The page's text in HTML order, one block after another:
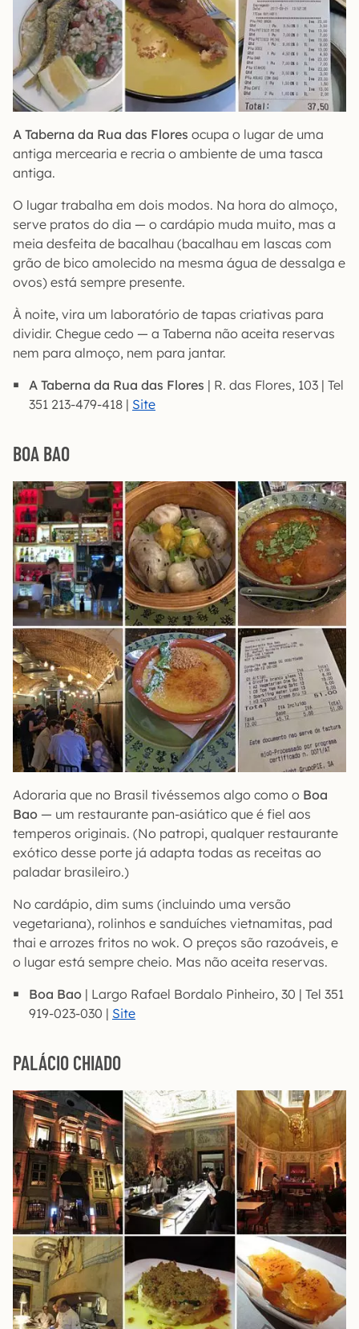
A Taberna da Rua das Flores ocupa o lugar de uma
antiga mercearia e recria o ambiente de uma tasca
antiga.
O lugar trabalha em dois modos. Na hora do almoço,
serve pratos do dia — o cardápio muda muito, mas a
meia desfeita de bacalhau (bacalhau em lascas com
grão de bico amolecido na mesma água de dessalga e
ovos) está sempre presente.
À noite, vira um laboratório de tapas criativas para
dividir. Chegue cedo — a Taberna não aceita reservas
nem para almoço, nem para jantar.
A Taberna da Rua das Flores | R. das Flores, 103 | Tel
351 213-479-418 | Site
BOA BAO
Adoraria que no Brasil tivéssemos algo como o Boa
Bao — um restaurante pan-asiático que é fiel aos
temperos originais. (No patropi, qualquer restaurante
exótico desse porte já adapta todas as receitas ao
paladar brasileiro.)
No cardápio, dim sums (incluindo uma versão
vegetariana), rolinhos e sanduíches vietnamitas, pad
thai e arrozes fritos no wok. O preços são razoáveis, e
o lugar está sempre cheio. Mas não aceita reservas.
Boa Bao | Largo Rafael Bordalo Pinheiro, 30 | Tel 351
919-023-030 | Site
PALÁCIO CHIADO